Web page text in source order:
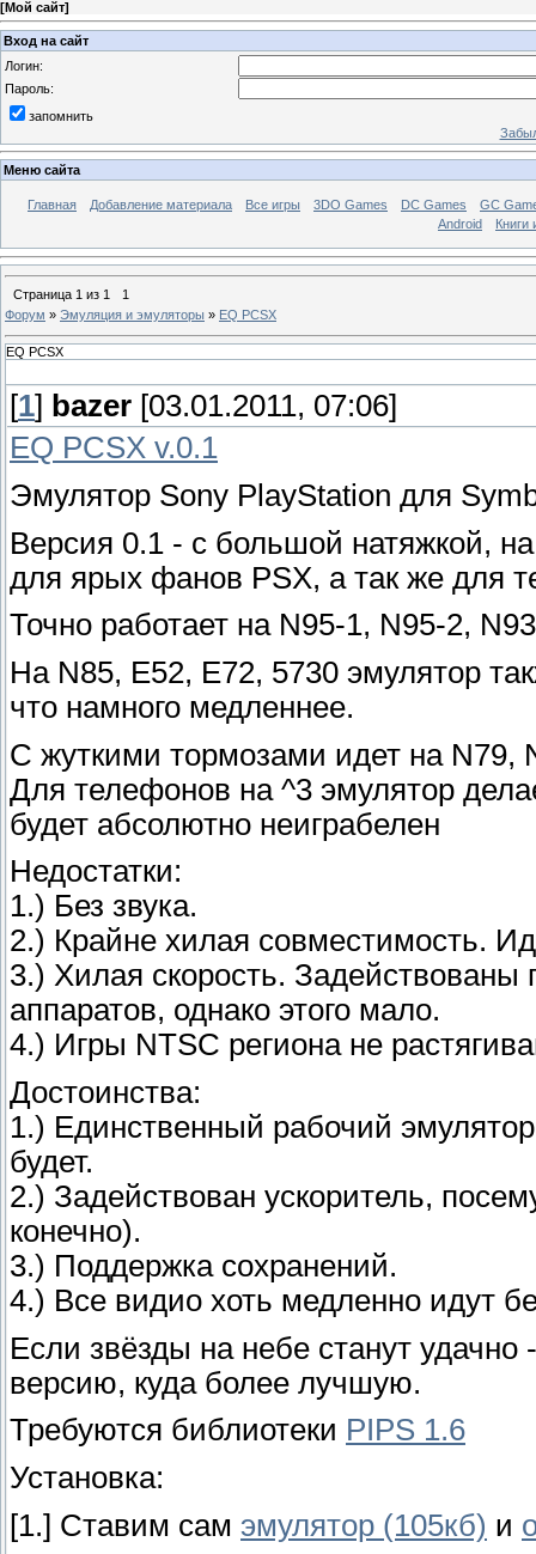
[Мой сайт]
Вход на сайт
Логин:
Пароль:
запомнить
Меню сайта
Главная Добавление материала Все игры 3DO Games DC Games
GC
Android
Книги
Страница 1 из 1
1
Форум » Эмуляция и эмуляторы » EQ PCSX
EQ PCSX
[1] bazer [03.01.2011, 07:06]
EQ PCSX v.0.1
Эмулятор Sony PlayStation для
Версия 0.1 - с большой натяжкой,
для ярых фанов PSX, а так же для
Точно работает на N95-1, N95-2,
На N85, E52, E72, 5730 эмулятор
что намного медленнее.
С жуткими тормозами идет на
Для телефонов на ^3 эмулятор
будет абсолютно неиграбелен
Недостатки:
1.) Без звука.
2.) Крайне хилая совместимость.
3.) Хилая скорость.
аппаратов, однако этого мало.
4.) Игры NTSC региона не
Достоинства:
1.) Единственный рабочий
будет.
2.) Задействован ускоритель,
конечно).
3.) Поддержка сохранений.
4.) Все видио хоть медленно идут
Если звёзды на небе станут
версию, куда более лучшую.
Требуются библиотеки PIPS 1.6
Установка:
[1.] Cтaвим caм эмулятор (105кб) и